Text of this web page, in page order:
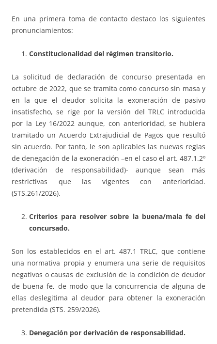
En una primera toma de contacto destaco los siguientes
pronunciamientos:
Constitucionalidad del régimen transitorio.
La solicitud de declaración de concurso presentada en
octubre de 2022, que se tramita como concurso sin masa y
en la que el deudor solicita la exoneración de pasivo
insatisfecho, se rige por la versión del TRLC introducida
por la Ley 16/2022 aunque, con anterioridad, se hubiera
tramitado un Acuerdo Extrajudicial de Pagos que resultó
sin acuerdo. Por tanto, le son aplicables las nuevas reglas
de denegación de la exoneración –en el caso el art. 487.1.2º
(derivación de responsabilidad)- aunque sean más
restrictivas que las vigentes con anterioridad.
(STS.261/2026).
Criterios para resolver sobre la buena/mala fe del
concursado.
Son los establecidos en el art. 487.1 TRLC, que contiene
una normativa propia y enumera una serie de requisitos
negativos o causas de exclusión de la condición de deudor
de buena fe, de modo que la concurrencia de alguna de
ellas deslegitima al deudor para obtener la exoneración
pretendida (STS. 259/2026).
Denegación por derivación de responsabilidad.